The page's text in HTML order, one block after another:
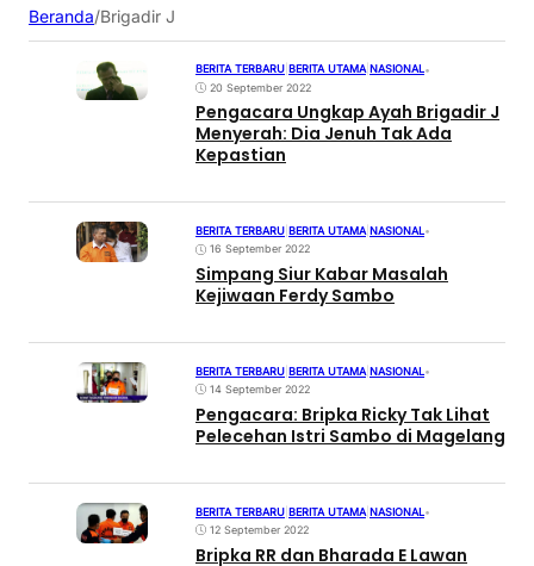
Beranda/Brigadir J
BERITA TERBARU BERITA UTAMA NASIONAL•
20 September 2022
Pengacara Ungkap Ayah Brigadir J
Menyerah: Dia Jenuh Tak Ada
Kepastian
BERITA TERBARU BERITA UTAMA NASIONAL•
16 September 2022
Simpang Siur Kabar Masalah
Kejiwaan Ferdy Sambo
BERITA TERBARU BERITA UTAMA NASIONAL•
14 September 2022
Pengacara: Bripka Ricky Tak Lihat
Pelecehan Istri Sambo di Magelang
BERITA TERBARU BERITA UTAMA NASIONAL•
12 September 2022
Bripka RR dan Bharada E Lawan